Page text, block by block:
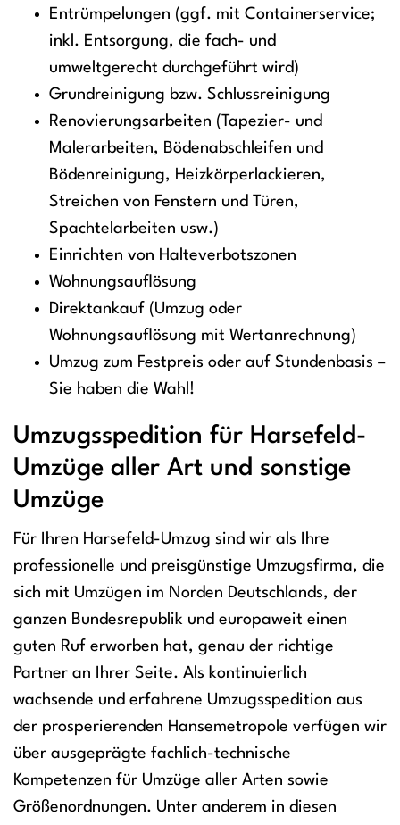
Entrümpelungen (ggf. mit Containerservice;
inkl. Entsorgung, die fach- und
umweltgerecht durchgeführt wird)
Grundreinigung bzw. Schlussreinigung
Renovierungsarbeiten (Tapezier- und
Malerarbeiten, Bödenabschleifen und
Bödenreinigung, Heizkörperlackieren,
Streichen von Fenstern und Türen,
Spachtelarbeiten usw.)
Einrichten von Halteverbotszonen
Wohnungsauflösung
Direktankauf (Umzug oder
Wohnungsauflösung mit Wertanrechnung)
Umzug zum Festpreis oder auf Stundenbasis –
Sie haben die Wahl!
Umzugsspedition für Harsefeld-
Umzüge aller Art und sonstige
Umzüge
Für Ihren Harsefeld-Umzug sind wir als Ihre
professionelle und preisgünstige Umzugsfirma, die
sich mit Umzügen im Norden Deutschlands, der
ganzen Bundesrepublik und europaweit einen
guten Ruf erworben hat, genau der richtige
Partner an Ihrer Seite. Als kontinuierlich
wachsende und erfahrene Umzugsspedition aus
der prosperierenden Hansemetropole verfügen wir
über ausgeprägte fachlich-technische
Kompetenzen für Umzüge aller Arten sowie
Größenordnungen. Unter anderem in diesen